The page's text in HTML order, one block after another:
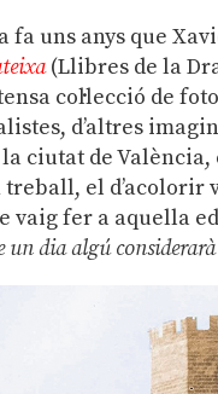
fa uns anys que
(Llibres de la
col·lecció de
d’altres
la ciutat de
treball, el d’acolorir
vaig fer a aquella
un dia algú